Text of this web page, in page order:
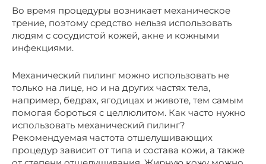
Во время процедуры возникает механическое
трение, поэтому средство нельзя использовать
людям с сосудистой кожей, акне и кожными
инфекциями.
Механический пилинг можно использовать не
только на лице, но и на других частях тела,
например, бедрах, ягодицах и животе, тем самым
помогая бороться с целлюлитом. Как часто нужно
использовать механический пилинг?
Рекомендуемая частота отшелушивающих
процедур зависит от типа и состава кожи, а также